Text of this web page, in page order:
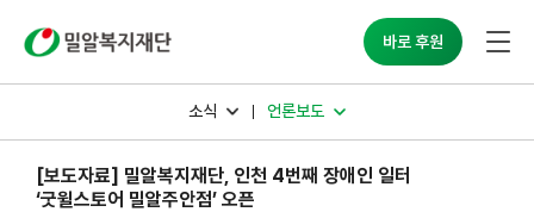
바로 후원
소식 언론보도
[보도자료] 밀알복지재단, 인천 4번째 장애인 일터
‘굿윌스토어 밀알주안점’ 오픈